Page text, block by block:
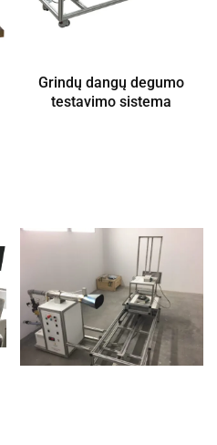
Grindų dangų degumo
testavimo sistema